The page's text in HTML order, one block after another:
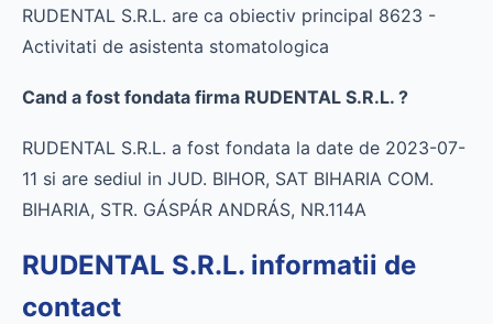
RUDENTAL S.R.L. are ca obiectiv principal 8623 -
Activitati de asistenta stomatologica
Cand a fost fondata firma RUDENTAL S.R.L. ?
RUDENTAL S.R.L. a fost fondata la date de 2023-07-
11 si are sediul in JUD. BIHOR, SAT BIHARIA COM.
BIHARIA, STR. GÁSPÁR ANDRÁS, NR.114A
RUDENTAL S.R.L. informatii de
contact